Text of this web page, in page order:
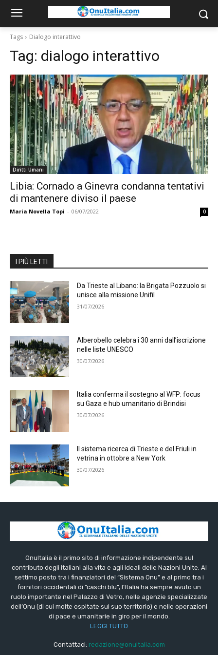
Tags Dialogo interattivo
Tag: dialogo interattivo
Diritti Umani
Libia: Cornado a Ginevra condanna tentativi
di mantenere diviso il paese
Maria Novella Topi - 06/07/2022 0
I PIÙ LETTI
Da Trieste al Libano: la Brigata Pozzuolo si
unisce alla missione Unifil
31/07/2026
Alberobello celebra i 30 anni dall’iscrizione
nelle liste UNESCO
30/07/2026
Italia conferma il sostegno al WFP: focus
su Gaza e hub umanitario di Brindisi
30/07/2026
Il sistema ricerca di Trieste e del Friuli in
vetrina in ottobre a New York
30/07/2026
OnuItalia è il primo sito di informazione indipendente sul
contributo degli italiani alla vita e agli ideali delle Nazioni Unite. Al
settimo posto tra i finanziatori del “Sistema Onu” e al primo tra i
fornitori occidentali di “caschi blu”, l’Italia ha sempre avuto un
ruolo importante nel Palazzo di Vetro, nelle agenzie specializzate
dell’Onu (di cui molte ospitate sul suo territorio) e nelle operazioni
di pace e umanitarie in giro per il mondo.
LEGGI TUTTO
Contattaci: redazione@onuitalia.com